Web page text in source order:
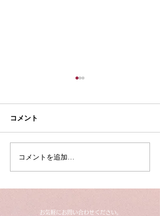
夏季休業のお知らせ
コメント
コメントを追加…
​お気軽にお問い合わせください。